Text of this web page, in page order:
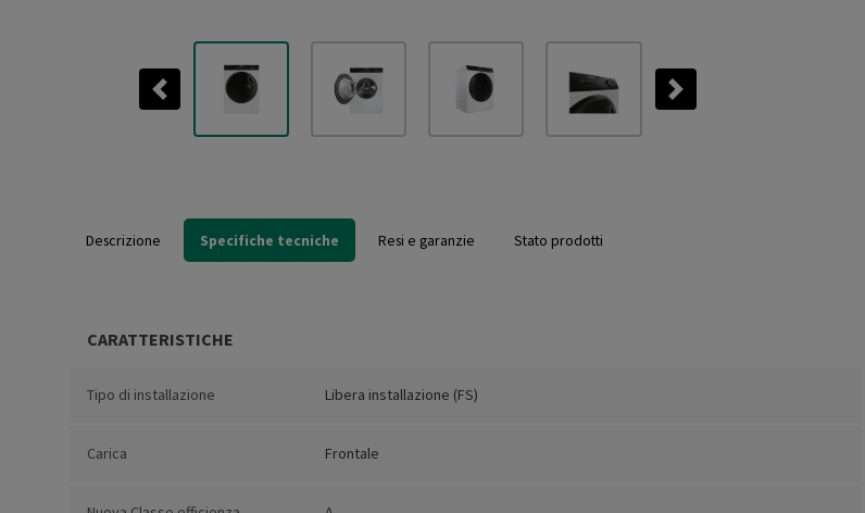
Previous Next
Descrizione Specifiche tecniche Resi e garanzie Stato prodotti
CARATTERISTICHE
Tipo di installazione Libera installazione (FS)
Carica Frontale